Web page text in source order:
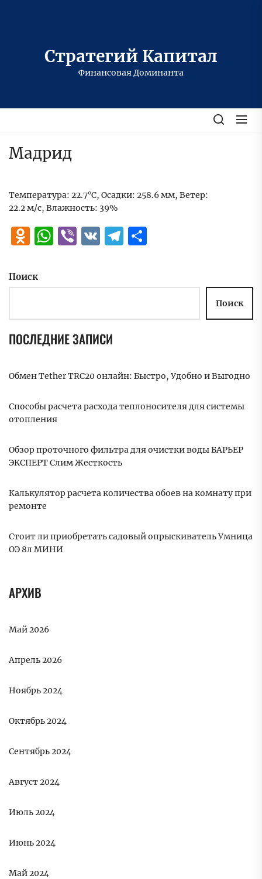
Стратегий Капитал
Финансовая Доминанта
Мадрид
Температура: 22.7°C, Осадки: 258.6 мм, Ветер:
22.2 м/с, Влажность: 39%
Odnoklassniki
WhatsApp
Viber
VK Telegram
Поиск
Поиск
ПОСЛЕДНИЕ ЗАПИСИ
Обмен Tether TRC20 онлайн: Быстро, Удобно и Выгодно
Способы расчета расхода теплоносителя для системы
отопления
Обзор проточного фильтра для очистки воды БАРЬЕР
ЭКСПЕРТ Слим Жесткость
Калькулятор расчета количества обоев на комнату при
ремонте
Стоит ли приобретать садовый опрыскиватель Умница
ОЭ 8л МИНИ
АРХИВ
Май 2026
Апрель 2026
Ноябрь 2024
Октябрь 2024
Сентябрь 2024
Август 2024
Июль 2024
Июнь 2024
Май 2024